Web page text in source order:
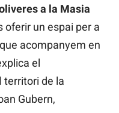
a la Masia
oferir un espai per a
acompanyem en
el
territori de la
Gubern,